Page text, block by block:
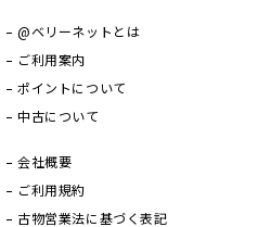
@ベリーネットとは
ご利用案内
ポイントについて
中古について
会社概要
ご利用規約
古物営業法に基づく表記